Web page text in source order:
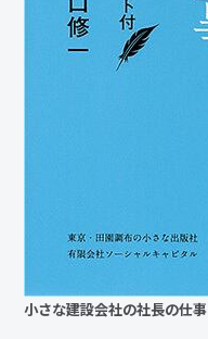
小さな建設会社の社長の仕事